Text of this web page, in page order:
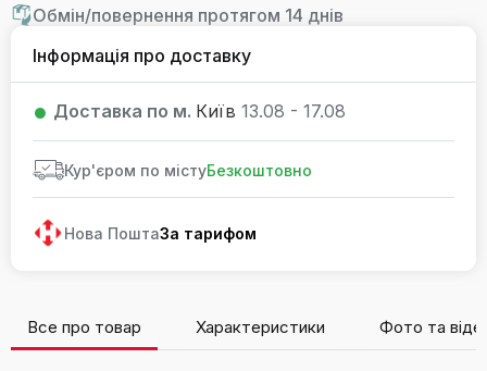
Обмін/повернення протягом 14 днів
Інформація про доставку
Доставка по м. Київ 13.08 - 17.08
Кур'єром по містуБезкоштовно
Нова ПоштаЗа тарифом
Все про товар Характеристики Фото та